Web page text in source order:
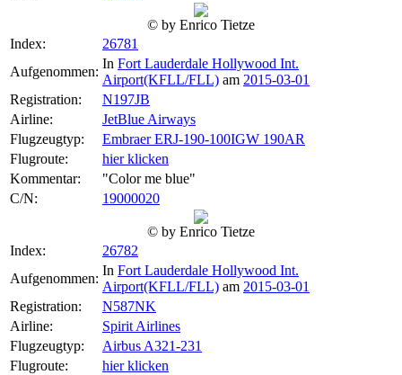
© by Enrico Tietze
Index:
26781
Aufgenommen:
In Fort Lauderdale Hollywood Int.
Airport(KFLL/FLL) am 2015-03-01
Registration:
N197JB
Airline:
JetBlue Airways
Flugzeugtyp:
Embraer ERJ-190-100IGW 190AR
Flugroute:
hier klicken
Kommentar:
"Color me blue"
C/N:
19000020
© by Enrico Tietze
Index:
26782
Aufgenommen:
In Fort Lauderdale Hollywood Int.
Airport(KFLL/FLL) am 2015-03-01
Registration:
N587NK
Airline:
Spirit Airlines
Flugzeugtyp:
Airbus A321-231
Flugroute:
hier klicken